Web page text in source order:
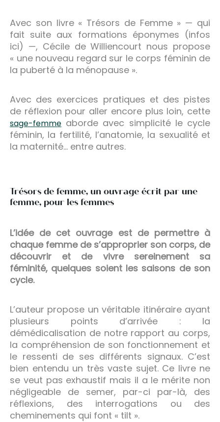
Avec son livre « Trésors de Femme » — qui
fait suite aux formations éponymes (infos
ici) —, Cécile de Williencourt nous propose
« une nouveau regard sur le corps féminin de
la puberté à la ménopause ».
Avec des exercices pratiques et des pistes
de réflexion pour aller encore plus loin, cette
sage-femme aborde avec simplicité le cycle
féminin, la fertilité, l’anatomie, la sexualité et
la maternité… entre autres.
Trésors de femme, un ouvrage écrit par une
femme, pour les femmes
L’idée de cet ouvrage est de permettre à
chaque femme de s’approprier son corps, de
découvrir et de vivre sereinement sa
féminité, quelques soient les saisons de son
cycle.
L’auteur propose un véritable itinéraire ayant
plusieurs points d’arrivée : la
démédicalisation de notre rapport au corps,
la compréhension de son fonctionnement et
le ressenti de ses différents signaux. C’est
bien entendu un très vaste sujet. Ce livre ne
se veut pas exhaustif mais il a le mérite non
négligeable de semer, par-ci par-là, des
réflexions, des interrogations ou des
cheminements qui font « tilt ».